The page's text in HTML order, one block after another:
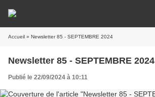
Accueil » Newsletter 85 - SEPTEMBRE 2024
Newsletter 85 - SEPTEMBRE 2024
Publié le 22/09/2024 à 10:11